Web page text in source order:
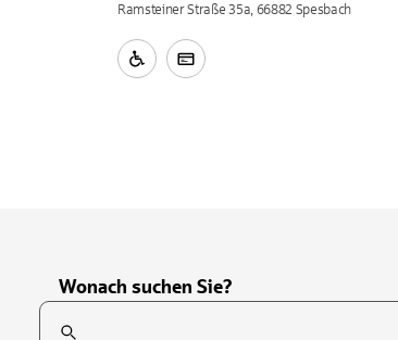
Ramsteiner Straße 35a, 66882 Spesbach
Wonach suchen Sie?
Suchfeld